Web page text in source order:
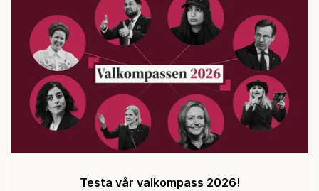
Testa vår valkompass 2026!